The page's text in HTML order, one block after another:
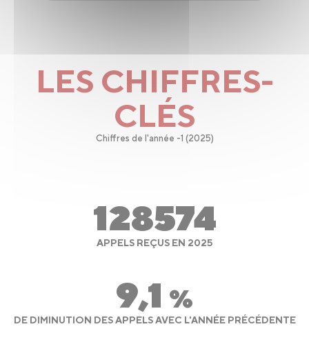
LES CHIFFRES-
CLÉS
Chiffres de l'année -1 (2025)
128574
APPELS REÇUS EN 2025
9,1 %
DE DIMINUTION DES APPELS AVEC L'ANNÉE PRÉCÉDENTE